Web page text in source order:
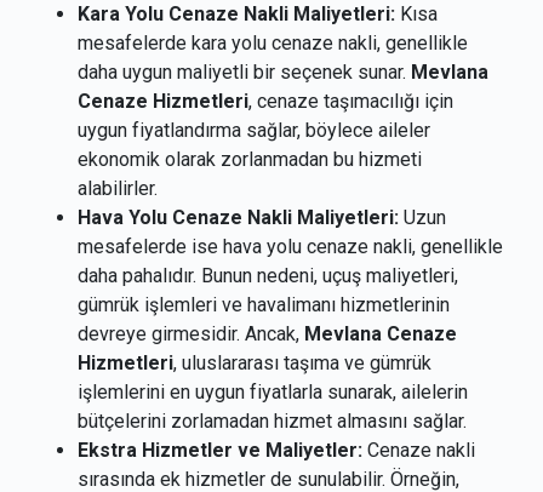
Kara Yolu Cenaze Nakli Maliyetleri: Kısa
mesafelerde kara yolu cenaze nakli, genellikle
daha uygun maliyetli bir seçenek sunar. Mevlana
Cenaze Hizmetleri, cenaze taşımacılığı için
uygun fiyatlandırma sağlar, böylece aileler
ekonomik olarak zorlanmadan bu hizmeti
alabilirler.
Hava Yolu Cenaze Nakli Maliyetleri: Uzun
mesafelerde ise hava yolu cenaze nakli, genellikle
daha pahalıdır. Bunun nedeni, uçuş maliyetleri,
gümrük işlemleri ve havalimanı hizmetlerinin
devreye girmesidir. Ancak, Mevlana Cenaze
Hizmetleri, uluslararası taşıma ve gümrük
işlemlerini en uygun fiyatlarla sunarak, ailelerin
bütçelerini zorlamadan hizmet almasını sağlar.
Ekstra Hizmetler ve Maliyetler: Cenaze nakli
sırasında ek hizmetler de sunulabilir. Örneğin,